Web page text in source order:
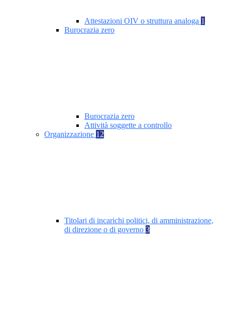
Attestazioni OIV o struttura analoga 1
Burocrazia zero
Burocrazia zero
Attività soggette a controllo
Organizzazione 12
Titolari di incarichi politici, di amministrazione,
di direzione o di governo 3